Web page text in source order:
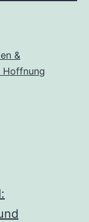
&
Hoffnung